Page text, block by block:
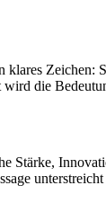
Zeichen:
die
Stärke,